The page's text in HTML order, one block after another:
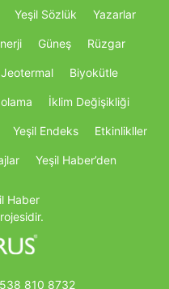
Yeşil Sözlük Yazarlar
Güneş Rüzgar
Jeotermal Biyokütle
İklim Değişikliği
Yeşil Endeks Etkinlikller
Yeşil Haber’den
Haber
810 8732